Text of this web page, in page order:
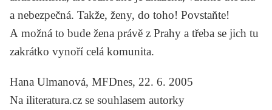
a nebezpečná. Takže, ženy, do toho! Povstaňte!
A možná to bude žena právě z Prahy a třeba se jich tu
zakrátko vynoří celá komunita.
Hana Ulmanová, MFDnes, 22. 6. 2005
Na iliteratura.cz se souhlasem autorky